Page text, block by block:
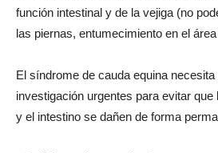
función intestinal y de la vejiga (no
las piernas, entumecimiento en el
El síndrome de cauda equina
investigación urgentes para evitar
y el intestino se dañen de forma